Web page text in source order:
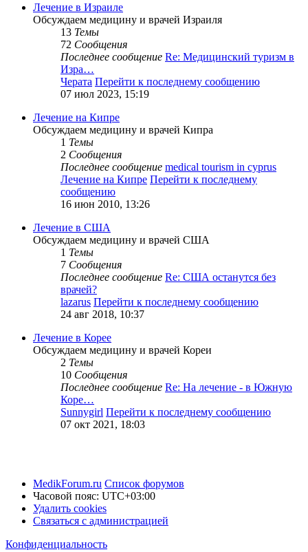
Лечение в Израиле
Обсуждаем медицину и врачей Израиля
13 Темы
72 Сообщения
Последнее сообщение Re: Медицинский туризм в
Изра…
Черата Перейти к последнему сообщению
07 июл 2023, 15:19
Лечение на Кипре
Обсуждаем медицину и врачей Кипра
1 Темы
2 Сообщения
Последнее сообщение medical tourism in cyprus
Лечение на Кипре Перейти к последнему
сообщению
16 июн 2010, 13:26
Лечение в США
Обсуждаем медицину и врачей США
1 Темы
7 Сообщения
Последнее сообщение Re: США останутся без
врачей?
lazarus Перейти к последнему сообщению
24 авг 2018, 10:37
Лечение в Корее
Обсуждаем медицину и врачей Кореи
2 Темы
10 Сообщения
Последнее сообщение Re: На лечение - в Южную
Коре…
Sunnygirl Перейти к последнему сообщению
07 окт 2021, 18:03
MedikForum.ru Список форумов
Часовой пояс: UTC+03:00
Удалить cookies
Связаться с администрацией
Конфиденциальность